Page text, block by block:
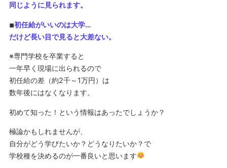
同じように見られます。
◾︎初任給がいいのは大学…
だけど長い目で見ると大差ない。
※専門学校を卒業すると
一年早く現場に出られるので
初任給の差（約2千～1万円）は
数年後にはなくなります。
初めて知った！という情報はあったでしょうか？
極論かもしれませんが、
自分がどう学びたいか？どうなりたいか？で
学校種を決めるのが一番良いと思います